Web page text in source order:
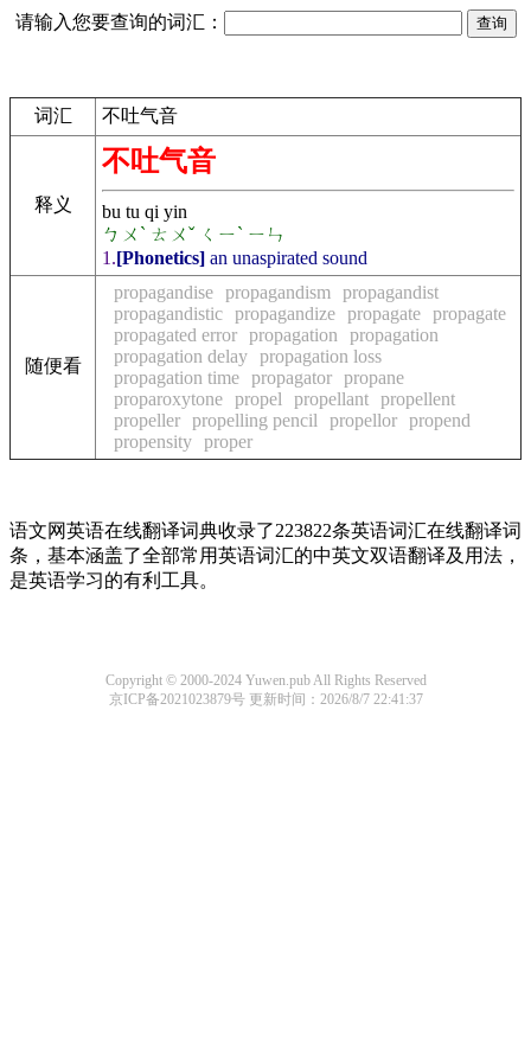
请输入您要查询的词汇：
词汇 不吐气音
释义
不吐气音
bu tu qi yin
ㄅㄨˋ ㄊㄨˇ ㄑㄧˋ ㄧㄣ
1.[Phonetics] an unaspirated sound
随便看
propagandise propagandism
propagandist
propagandistic propagandize propagate propagate
propagated error propagation
propagation
propagation delay propagation loss
propagation time propagator propane
proparoxytone propel propellant propellent
propeller propelling pencil propellor propend
propensity proper
语文网英语在线翻译词典收录了223822条英语词汇在线翻译词
条，基本涵盖了全部常用英语词汇的中英文双语翻译及用法，
是英语学习的有利工具。
Copyright © 2000-2024 Yuwen.pub All Rights Reserved
京ICP备2021023879号更新时间：2026/8/7 22:41:37